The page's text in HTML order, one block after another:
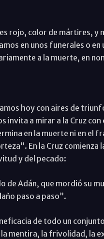
rojo, color de mártires, y
en unos funerales o
a la muerte, en
hoy con aires de
invita a mirar a la Cruz con
en la muerte ni en el
En la Cruz
y del pecado:
de Adán, que mordió su
paso a paso”.
de todo un
mentira, la frivolidad, la